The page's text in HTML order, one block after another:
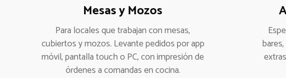
Mesas y Mozos
Para locales que trabajan con mesas,
cubiertos y mozos. Levante pedidos por app
móvil, pantalla touch o PC, con impresión de
órdenes a comandas en cocina.